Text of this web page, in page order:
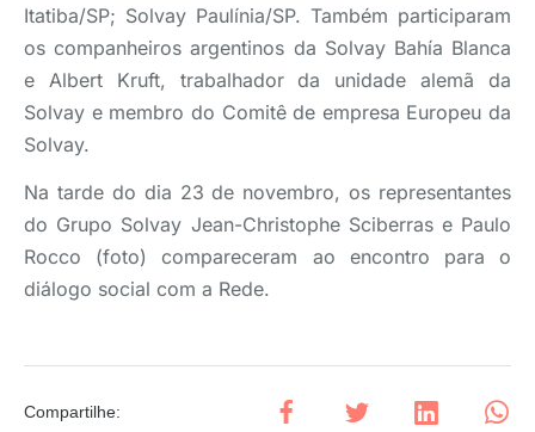
Itatiba/SP; Solvay Paulínia/SP. Também participaram
os companheiros argentinos da Solvay Bahía Blanca
e Albert Kruft, trabalhador da unidade alemã da
Solvay e membro do Comitê de empresa Europeu da
Solvay.
Na tarde do dia 23 de novembro, os representantes
do Grupo Solvay Jean-Christophe Sciberras e Paulo
Rocco (foto) compareceram ao encontro para o
diálogo social com a Rede.
Compartilhe: